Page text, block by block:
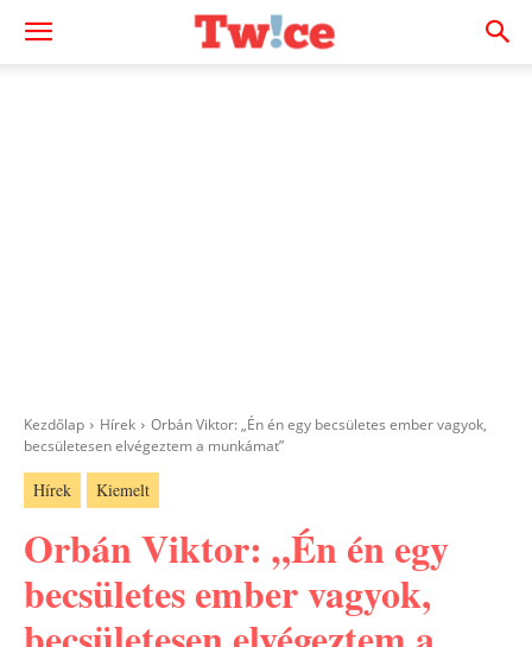
Kezdőlap Hírek
Orbán Viktor: „Én én egy becsületes ember vagyok,
becsületesen elvégeztem a munkámat”
Hírek Kiemelt
Orbán Viktor: „Én én egy
becsületes ember vagyok,